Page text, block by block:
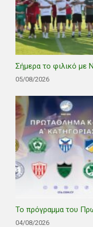
Σήμερα το φιλικό με
05/08/2026
Το πρόγραμμα του
04/08/2026